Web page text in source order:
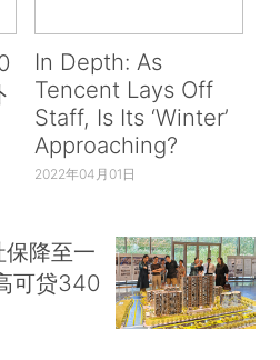
In Depth: As
Tencent Lays Off
Staff, Is Its ‘Winter’
Approaching?
2022年04月01日
降至一
可贷340